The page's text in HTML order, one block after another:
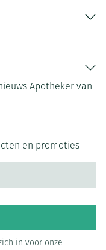
Apotheker van
en promoties
in voor onze